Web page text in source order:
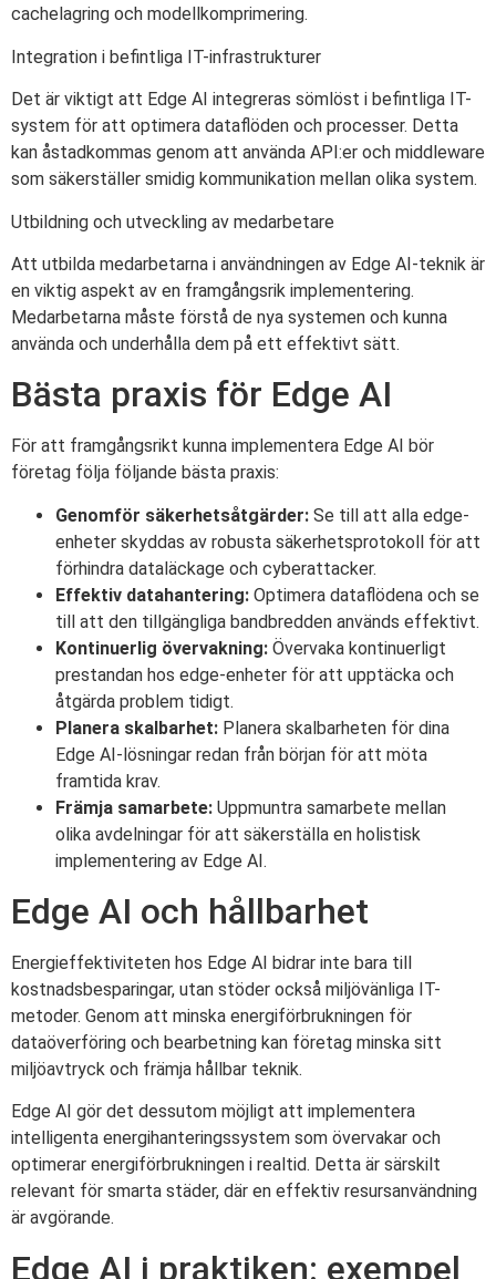
cachelagring och modellkomprimering.
Integration i befintliga IT-infrastrukturer
Det är viktigt att Edge AI integreras sömlöst i befintliga IT-
system för att optimera dataflöden och processer. Detta
kan åstadkommas genom att använda API:er och middleware
som säkerställer smidig kommunikation mellan olika system.
Utbildning och utveckling av medarbetare
Att utbilda medarbetarna i användningen av Edge AI-teknik är
en viktig aspekt av en framgångsrik implementering.
Medarbetarna måste förstå de nya systemen och kunna
använda och underhålla dem på ett effektivt sätt.
Bästa praxis för Edge AI
För att framgångsrikt kunna implementera Edge AI bör
företag följa följande bästa praxis:
Genomför säkerhetsåtgärder: Se till att alla edge-
enheter skyddas av robusta säkerhetsprotokoll för att
förhindra dataläckage och cyberattacker.
Effektiv datahantering: Optimera dataflödena och se
till att den tillgängliga bandbredden används effektivt.
Kontinuerlig övervakning: Övervaka kontinuerligt
prestandan hos edge-enheter för att upptäcka och
åtgärda problem tidigt.
Planera skalbarhet: Planera skalbarheten för dina
Edge AI-lösningar redan från början för att möta
framtida krav.
Främja samarbete: Uppmuntra samarbete mellan
olika avdelningar för att säkerställa en holistisk
implementering av Edge AI.
Edge AI och hållbarhet
Energieffektiviteten hos Edge AI bidrar inte bara till
kostnadsbesparingar, utan stöder också miljövänliga IT-
metoder. Genom att minska energiförbrukningen för
dataöverföring och bearbetning kan företag minska sitt
miljöavtryck och främja hållbar teknik.
Edge AI gör det dessutom möjligt att implementera
intelligenta energihanteringssystem som övervakar och
optimerar energiförbrukningen i realtid. Detta är särskilt
relevant för smarta städer, där en effektiv resursanvändning
är avgörande.
Edge AI i praktiken: exempel